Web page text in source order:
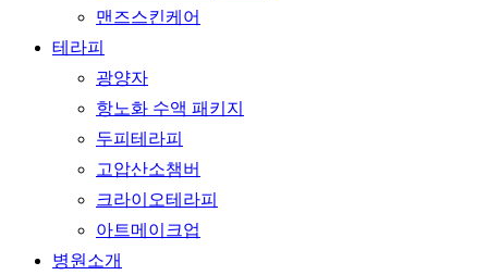
맨즈스킨케어
테라피
광양자
항노화 수액 패키지
두피테라피
고압산소챔버
크라이오테라피
아트메이크업
병원소개